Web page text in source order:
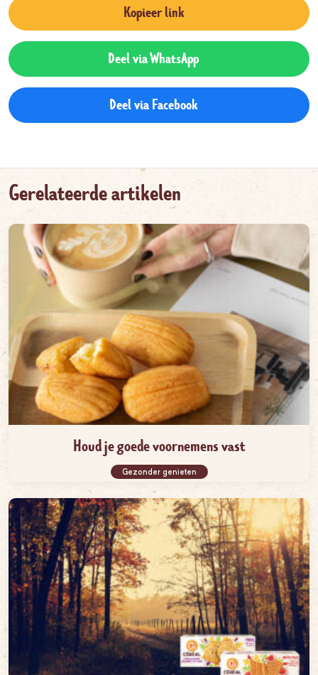
Kopieer link
Deel via WhatsApp
Deel via Facebook
Gerelateerde artikelen
Houd je goede voornemens vast
Gezonder genieten